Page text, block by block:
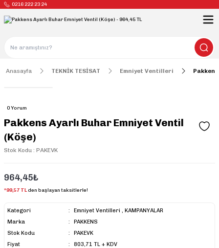
0216 222 23 24
Anasayfa TEKNİK TESİSAT Emniyet Ventilleri
0 Yorum
Pakkens Ayarlı Buhar Emniyet Ventil
(Köşe)
Stok Kodu : PAKEVK
964,45₺
*99,57 TLden başlayan taksitlerle!
Kategori Emniyet Ventilleri ,KAMPANYALAR
Marka
PAKKENS
Stok Kodu
PAKEVK
Fiyat
803,71 TL + KDV